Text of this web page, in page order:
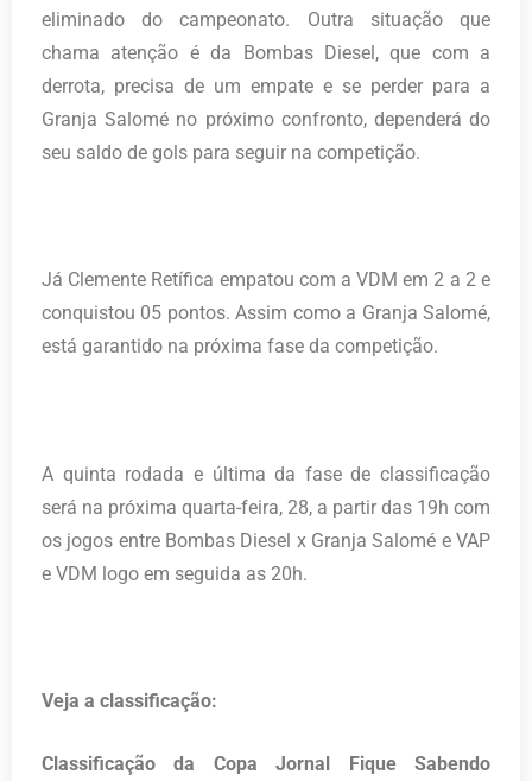
eliminado do campeonato. Outra situação que
chama atenção é da Bombas Diesel, que com a
derrota, precisa de um empate e se perder para a
Granja Salomé no próximo confronto, dependerá do
seu saldo de gols para seguir na competição.
Já Clemente Retífica empatou com a VDM em 2 a 2 e
conquistou 05 pontos. Assim como a Granja Salomé,
está garantido na próxima fase da competição.
A quinta rodada e última da fase de classificação
será na próxima quarta-feira, 28, a partir das 19h com
os jogos entre Bombas Diesel x Granja Salomé e VAP
e VDM logo em seguida as 20h.
Veja a classificação:
Classificação da Copa Jornal Fique Sabendo